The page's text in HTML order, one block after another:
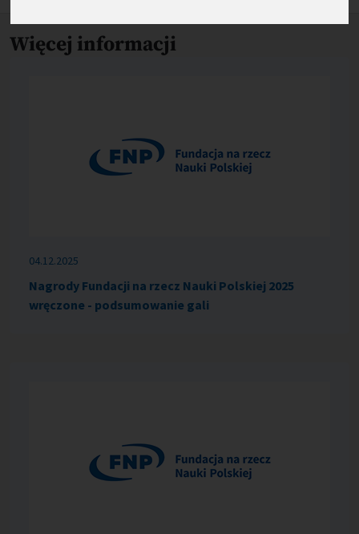
Więcej informacji
04.12.2025
Nagrody Fundacji na rzecz Nauki Polskiej 2025
wręczone - podsumowanie gali